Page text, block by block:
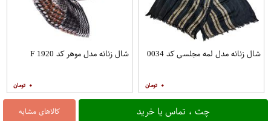
کالاهای مشابه چت ، تماس یا خرید
شال زنانه مدل لمه مجلسی کد 0034
۰
شال زنانه مدل موهر کد F 1920
۰